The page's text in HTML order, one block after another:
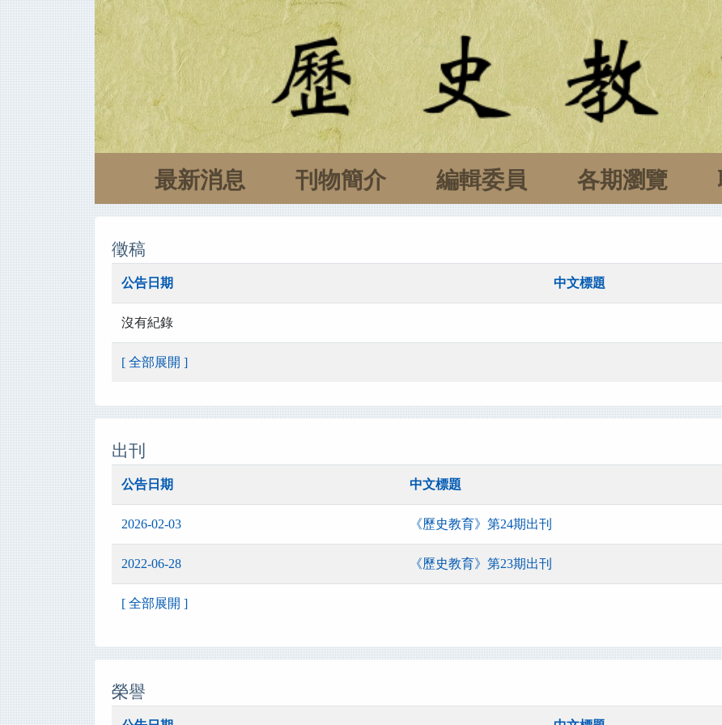
最新消息 刊物簡介 編輯委員 各期瀏覽
徵稿
公告日期 中文標題
沒有紀錄
[ 全部展開 ]
出刊
公告日期 中文標題
2026-02-03 《歷史教育》第24期出刊
2022-06-28 《歷史教育》第23期出刊
[ 全部展開 ]
榮譽